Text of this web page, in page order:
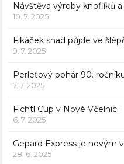
Návštěva výroby knoflíků
10. 7. 2025
Fikáček snad půjde ve
9. 7. 2025
Perleťový pohár 90.
7. 7. 2025
Fichtl Cup v Nové Včelnici
6. 7. 2025
Gepard Express je novým
28. 6. 2025